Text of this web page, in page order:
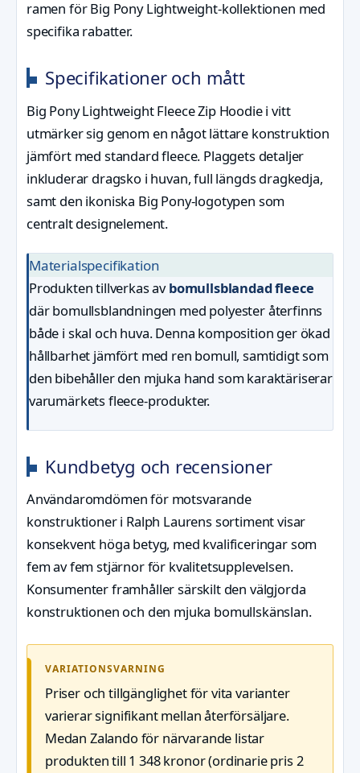
ramen för Big Pony Lightweight-kollektionen med
specifika rabatter.
Specifikationer och mått
Big Pony Lightweight Fleece Zip Hoodie i vitt
utmärker sig genom en något lättare konstruktion
jämfört med standard fleece. Plaggets detaljer
inkluderar dragsko i huvan, full längds dragkedja,
samt den ikoniska Big Pony-logotypen som
centralt designelement.
Materialspecifikation
Produkten tillverkas avbomullsblandad fleece
där bomullsblandningen med polyester återfinns
både i skal och huva. Denna komposition ger ökad
hållbarhet jämfört med ren bomull, samtidigt som
den bibehåller den mjuka hand som karaktäriserar
varumärkets fleece-produkter.
Kundbetyg och recensioner
Användaromdömen för motsvarande
konstruktioner i Ralph Laurens sortiment visar
konsekvent höga betyg, med kvalificeringar som
fem av fem stjärnor för kvalitetsupplevelsen.
Konsumenter framhåller särskilt den välgjorda
konstruktionen och den mjuka bomullskänslan.
VARIATIONSVARNING
Priser och tillgänglighet för vita varianter
varierar signifikant mellan återförsäljare.
Medan Zalando för närvarande listar
produkten till 1 348 kronor (ordinarie pris 2